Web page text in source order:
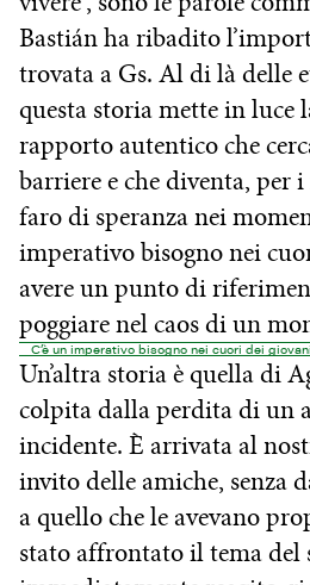
Bastián ha ribadito
trovata a Gs. Al di là delle
questa storia mette in
rapporto autentico che
barriere e che diventa, per
faro di speranza nei
imperativo bisogno nei
avere un punto di
poggiare nel caos di un
C’è un imperativo bisogno nei cuori dei
Un’altra storia è quella di
colpita dalla perdita di un
incidente. È arrivata al
invito delle amiche, senza
a quello che le avevano
stato affrontato il tema del